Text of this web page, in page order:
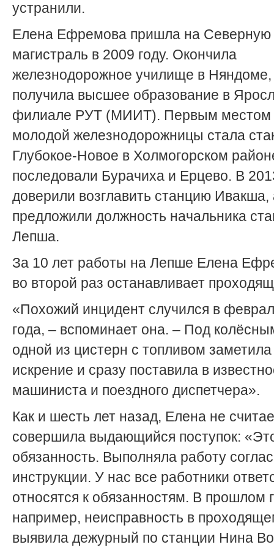
устранили.
Елена Ефремова пришла на Северную
магистраль в 2009 году. Окончила
железнодорожное училище в Няндоме,
получила высшее образование в
филиале РУТ (МИИТ). Первым местом
молодой железнодорожницы стала
Глубокое-Новое в Холмогорском
последовали Бурачиха и Ерцево. В
доверили возглавить станцию Ивакша,
предложили должность начальника
Лепша.
За 10 лет работы на Лепше Елена
во второй раз останавливает
«Похожий инцидент случился в
года, – вспоминает она. – Под
одной из цистерн с топливом
искрение и сразу поставила в
машиниста и поездного диспетчера».
Как и шесть лет назад, Елена не
совершила выдающийся поступок:
обязанность. Выполняла работу
инструкции. У нас все работники
относятся к обязанностям. В прошлом
например, неисправность в
выявила дежурный по станции Нина